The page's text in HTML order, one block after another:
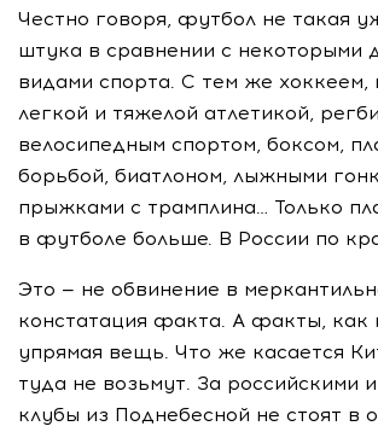
Честно говоря, футбол не такая
штука в сравнении с некоторыми
видами спорта. С тем же хоккеем,
легкой и тяжелой атлетикой,
велосипедным спортом, боксом,
борьбой, биатлоном, лыжными
прыжками с трамплина… Только
в футболе больше. В России по
Это — не обвинение в
констатация факта. А факты, как
упрямая вещь. Что же касается
туда не возьмут. За российскими
клубы из Поднебесной не стоят в